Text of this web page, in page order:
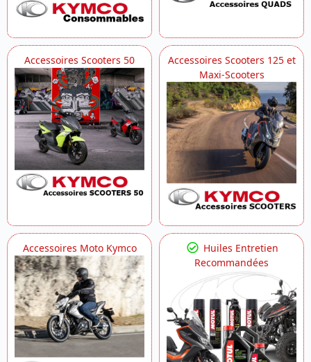
Accessoires Scooters 50
Accessoires Scooters 125 et
Maxi-Scooters
Accessoires Moto Kymco
Huiles Entretien
Recommandées